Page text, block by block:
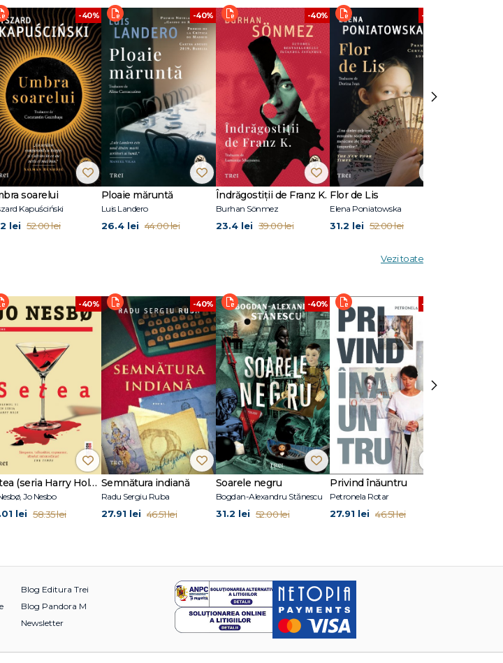
lucruri rafinate care, odată ce le citești, sunt
a fost profesor până în 1972, când a fost
a atras manifestări de solidaritate din
jurnalistă. Primul ei roman, Monkey Grip, a apărut
titlu în 1981. De atunci a publicat mai multe
ecranizat în 1992. În 2006, Helen Garner a primit
în numeroase limbi și a câștigat Victorian
Award. Helen Garner trăiește în Melbourne.
-40%
soarelui
Kapuściński
lei 52.00 lei
-40%
Ploaie măruntă
Luis Landero
26.4 lei 44.00 lei
-40%
Îndrăgostiții de Franz K.
Burhan Sönmez
23.4 lei 39.00 lei
-40%
Flor de Lis
Elena Poniatowska
31.2 lei 52.00 lei
›
Vezi toate
-40%
Setea (seria Harry Hole, vol. 11)
Jo Nesbo
lei 58.35 lei
-40%
Semnătura indiană
Radu Sergiu Ruba
27.91 lei 46.51 lei
-40%
Soarele negru
Bogdan-Alexandru Stănescu
31.2 lei 52.00 lei
-40%
Privind înăuntru
Petronela Rotar
27.91 lei 46.51 lei
›
Blog Editura Trei
Blog Pandora M
Newsletter